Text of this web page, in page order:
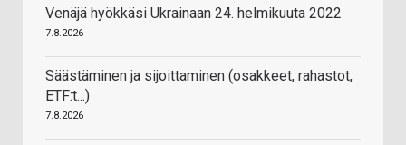
Venäjä hyökkäsi Ukrainaan 24. helmikuuta 2022
7.8.2026
Säästäminen ja sijoittaminen (osakkeet, rahastot,
ETF:t...)
7.8.2026